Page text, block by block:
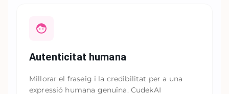
Autenticitat humana
Millorar el fraseig i la credibilitat per a una
expressió humana genuïna. CudekAI